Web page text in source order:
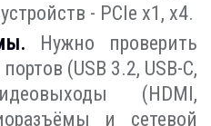
- PCIe x1, x4.
Нужно проверить
(USB 3.2, USB-C,
(HDMI,
и сетевой